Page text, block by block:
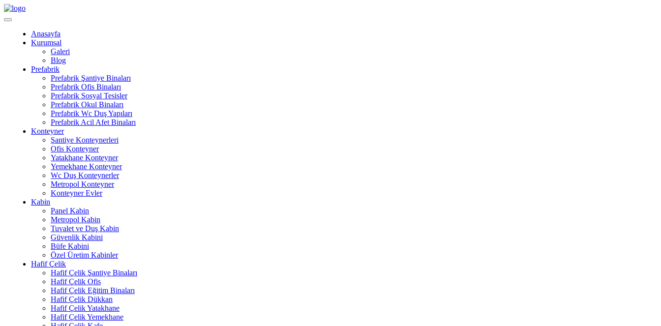
Anasayfa
Kurumsal
Galeri
Blog
Prefabrik
Prefabrik Şantiye Binaları
Prefabrik Ofis Binaları
Prefabrik Sosyal Tesisler
Prefabrik Okul Binaları
Prefabrik Wc Duş Yapıları
Prefabrik Acil Afet Binaları
Konteyner
Şantiye Konteynerleri
Ofis Konteyner
Yatakhane Konteyner
Yemekhane Konteyner
Wc Duş Konteynerler
Metropol Konteyner
Konteyner Evler
Kabin
Panel Kabin
Metropol Kabin
Tuvalet ve Duş Kabin
Güvenlik Kabini
Büfe Kabini
Özel Üretim Kabinler
Hafif Çelik
Hafif Çelik Şantiye Binaları
Hafif Çelik Ofis
Hafif Çelik Eğitim Binaları
Hafif Çelik Dükkan
Hafif Çelik Yatakhane
Hafif Çelik Yemekhane